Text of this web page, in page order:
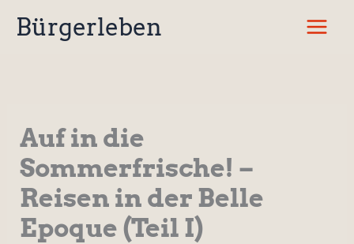
InhaltBürgerleben
Auf in die
Sommerfrische! –
Reisen in der Belle
Epoque (Teil I)